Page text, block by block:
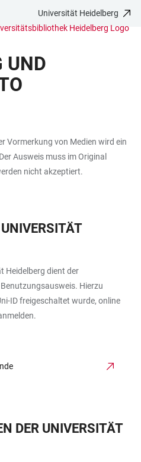
Universität Heidelberg
UND
Vormerkung von Medien wird ein
Ausweis muss im Original
nicht akzeptiert.
Heidelberg dient der
Hierzu
ID freigeschaltet wurde, online
DER UNIVERSITÄT